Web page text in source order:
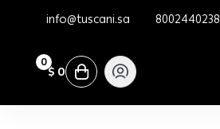
8002440238
info@tuscani.sa
0 0 $